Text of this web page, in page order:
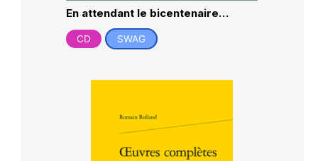
En attendant le bicentenaire…
CD SWAG